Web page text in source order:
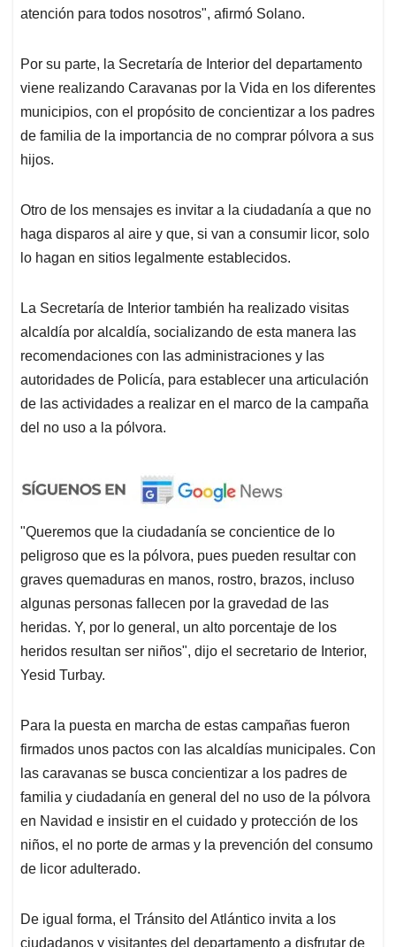
atención para todos nosotros", afirmó Solano.
Por su parte, la Secretaría de Interior del departamento
viene realizando Caravanas por la Vida en los diferentes
municipios, con el propósito de concientizar a los padres
de familia de la importancia de no comprar pólvora a sus
hijos.
Otro de los mensajes es invitar a la ciudadanía a que no
haga disparos al aire y que, si van a consumir licor, solo
lo hagan en sitios legalmente establecidos.
La Secretaría de Interior también ha realizado visitas
alcaldía por alcaldía, socializando de esta manera las
recomendaciones con las administraciones y las
autoridades de Policía, para establecer una articulación
de las actividades a realizar en el marco de la campaña
del no uso a la pólvora.
"Queremos que la ciudadanía se concientice de lo
peligroso que es la pólvora, pues pueden resultar con
graves quemaduras en manos, rostro, brazos, incluso
algunas personas fallecen por la gravedad de las
heridas. Y, por lo general, un alto porcentaje de los
heridos resultan ser niños", dijo el secretario de Interior,
Yesid Turbay.
Para la puesta en marcha de estas campañas fueron
firmados unos pactos con las alcaldías municipales. Con
las caravanas se busca concientizar a los padres de
familia y ciudadanía en general del no uso de la pólvora
en Navidad e insistir en el cuidado y protección de los
niños, el no porte de armas y la prevención del consumo
de licor adulterado.
De igual forma, el Tránsito del Atlántico invita a los
ciudadanos y visitantes del departamento a disfrutar de